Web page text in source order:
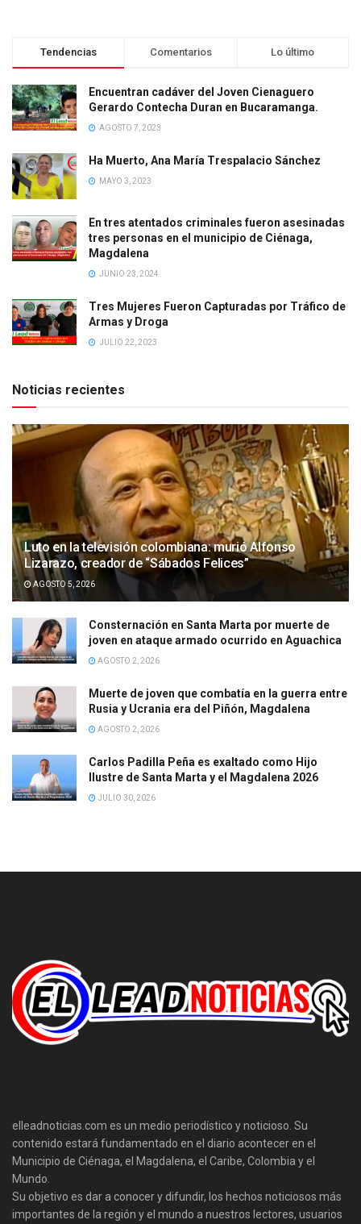
Tendencias Comentarios Lo último
Encuentran cadáver del Joven Cienaguero
Gerardo Contecha Duran en Bucaramanga.
AGOSTO 7, 2023
Ha Muerto, Ana María Trespalacio Sánchez
MAYO 3, 2023
En tres atentados criminales fueron asesinadas
tres personas en el municipio de Ciénaga,
Magdalena
JUNIO 23, 2024
Tres Mujeres Fueron Capturadas por Tráfico de
Armas y Droga
JULIO 22, 2023
Noticias recientes
Luto en la televisión colombiana: murió Alfonso
Lizarazo, creador de “Sábados Felices”
AGOSTO 5, 2026
Consternación en Santa Marta por muerte de
joven en ataque armado ocurrido en Aguachica
AGOSTO 2, 2026
Muerte de joven que combatía en la guerra entre
Rusia y Ucrania era del Piñón, Magdalena
AGOSTO 2, 2026
Carlos Padilla Peña es exaltado como Hijo
Ilustre de Santa Marta y el Magdalena 2026
JULIO 30, 2026
elleadnoticias.com es un medio periodístico y noticioso. Su
contenido estará fundamentado en el diario acontecer en el
Municipio de Ciénaga, el Magdalena, el Caribe, Colombia y el
Mundo.
Su objetivo es dar a conocer y difundir, los hechos noticiosos más
importantes de la región y el mundo a nuestros lectores, usuarios